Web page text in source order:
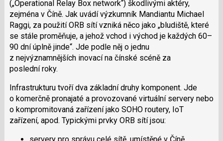
(„Operational RelayBox network“) škodlivými aktéry,
zejména v Číně. Jak uvádí výzkumník MandiantuMichael
Raggi, za použití ORB sítí vzniká něco jako „bludiště, které
se stále proměňuje, a jehož vchod i východ je každých 60–
90 dní úplně jinde“. Jde podle něj o jednu
z nejvýznamnějších inovacína čínské scéně za
poslední roky.
Infrastrukturu tvoří dva základní druhy komponent. Jde
o komerčně pronajaté a provozované virtuální servery nebo
o kompromitovaná zařízení jako SOHO routery, IoT
zařízení, apod. Typickými prvky ORB sítí jsou:
servery pro správu celé sítě, umístěné v Číně